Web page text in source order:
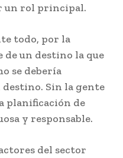
un rol principal.
todo, por la
de un destino la que
se debería
Sin la gente
planificación de
y responsable.
del sector